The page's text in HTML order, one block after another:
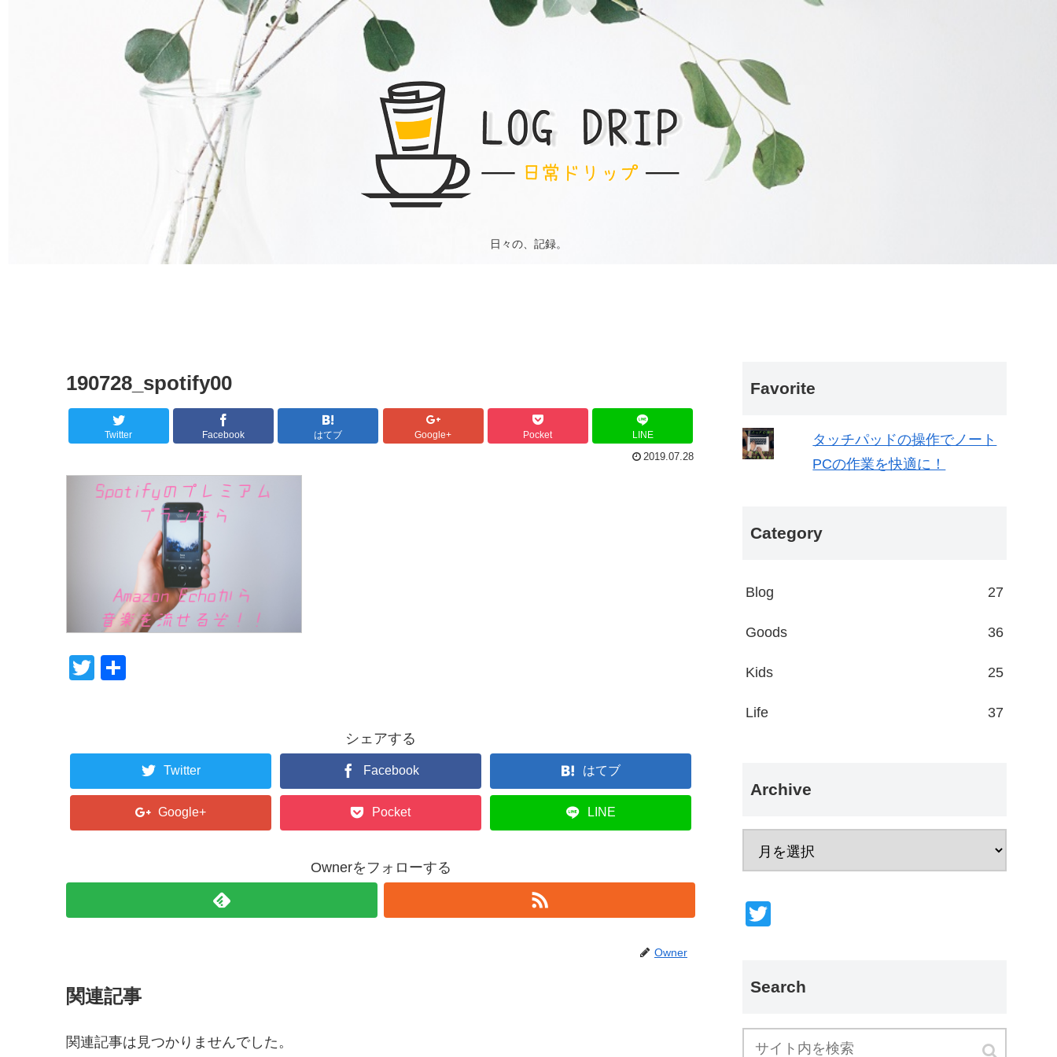
日々の、記録。
190728_spotify00
Twitter Facebook はてブ Google+ Pocket LINE
2019.07.28
T
シェアする
Twitter Facebook はてブ
Google+ Pocket LINE
Ownerをフォローする
Owner
関連記事
関連記事は見つかりませんでした。
Favorite
タッチパッドの操作でノート
PCの作業を快適に！
Category
Blog 27
Goods 36
Kids 25
Life 37
Archive
er
Search